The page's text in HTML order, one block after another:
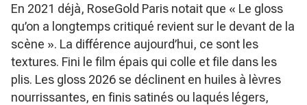
En 2021 déjà, RoseGold Paris notait que « Le gloss
qu’on a longtemps critiqué revient sur le devant de la
scène ». La différence aujourd’hui, ce sont les
textures. Fini le film épais qui colle et file dans les
plis. Les gloss 2026 se déclinent en huiles à lèvres
nourrissantes, en finis satinés ou laqués légers,